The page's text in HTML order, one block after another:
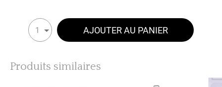
1 AJOUTER AU PANIER
Produits similaires